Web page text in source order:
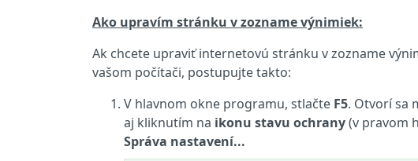
Ako upravím stránku v zozname výnimiek:
Ak chcete upraviť internetovú stránku v zozname
vašom počítači, postupujte takto:
V hlavnom okne programu, stlačte F5. Otvorí sa
aj kliknutím na ikonu stavu ochrany(v pravom
Správa nastavení...